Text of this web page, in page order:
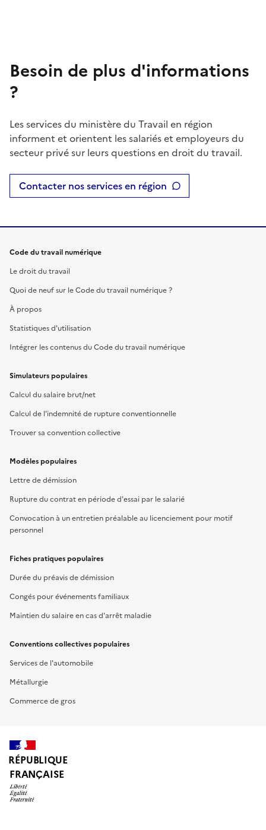
Besoin de plus d'informations
?
Les services du ministère du Travail en région
informent et orientent les salariés et employeurs du
secteur privé sur leurs questions en droit du travail.
Contacter nos services en région
Code du travail numérique
Le droit du travail
Quoi de neuf sur le Code du travail numérique ?
À propos
Statistiques d'utilisation
Intégrer les contenus du Code du travail numérique
Simulateurs populaires
Calcul du salaire brut/net
Calcul de l'indemnité de rupture conventionnelle
Trouver sa convention collective
Modèles populaires
Lettre de démission
Rupture du contrat en période d'essai par le salarié
Convocation à un entretien préalable au licenciement pour motif
personnel
Fiches pratiques populaires
Durée du préavis de démission
Congés pour événements familiaux
Maintien du salaire en cas d'arrêt maladie
Conventions collectives populaires
Services de l'automobile
Métallurgie
Commerce de gros
RÉPUBLIQUE
FRANÇAISE